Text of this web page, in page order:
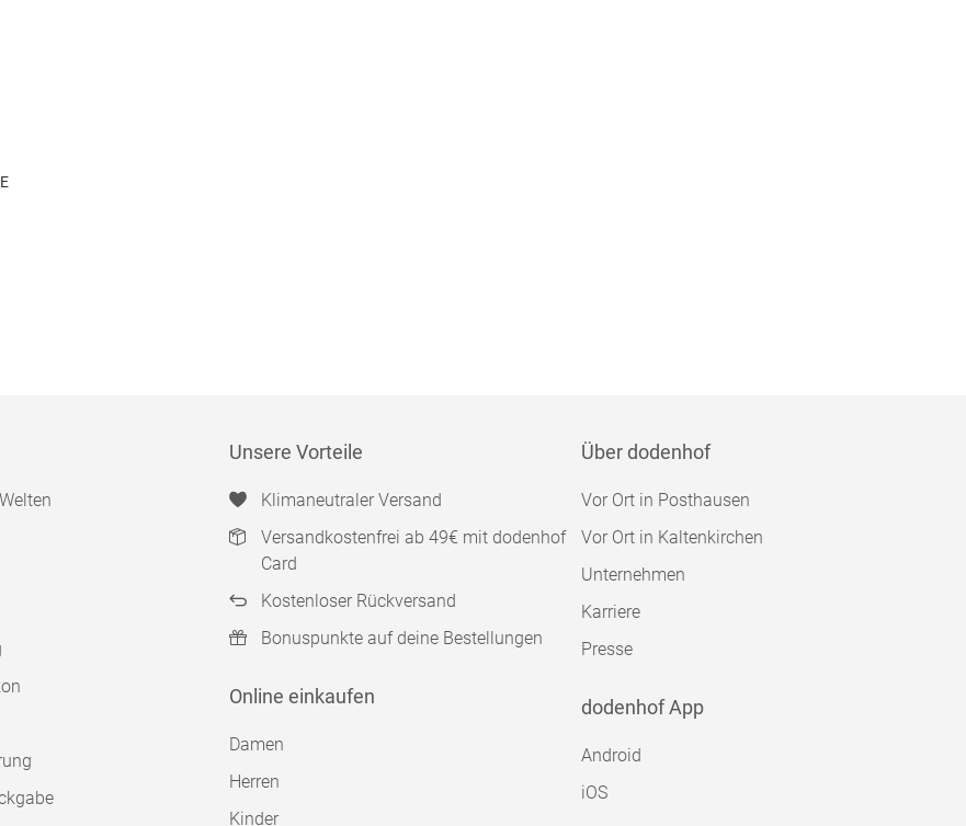
Unsere Vorteile
Klimaneutraler Versand
Versandkostenfrei ab 49€ mit dodenhof
Card
Kostenloser Rückversand
Bonuspunkte auf deine Bestellungen
Online einkaufen
Damen
Herren
Kinder
Über dodenhof
Vor Ort in Posthausen
Vor Ort in Kaltenkirchen
Unternehmen
Karriere
Presse
dodenhof App
Android
iOS